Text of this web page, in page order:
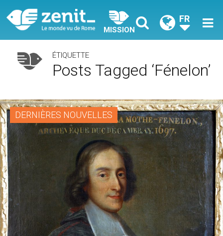
MISSION
FR
ÉTIQUETTE
Posts Tagged ‘Fénelon’
DERNIÈRES NOUVELLES